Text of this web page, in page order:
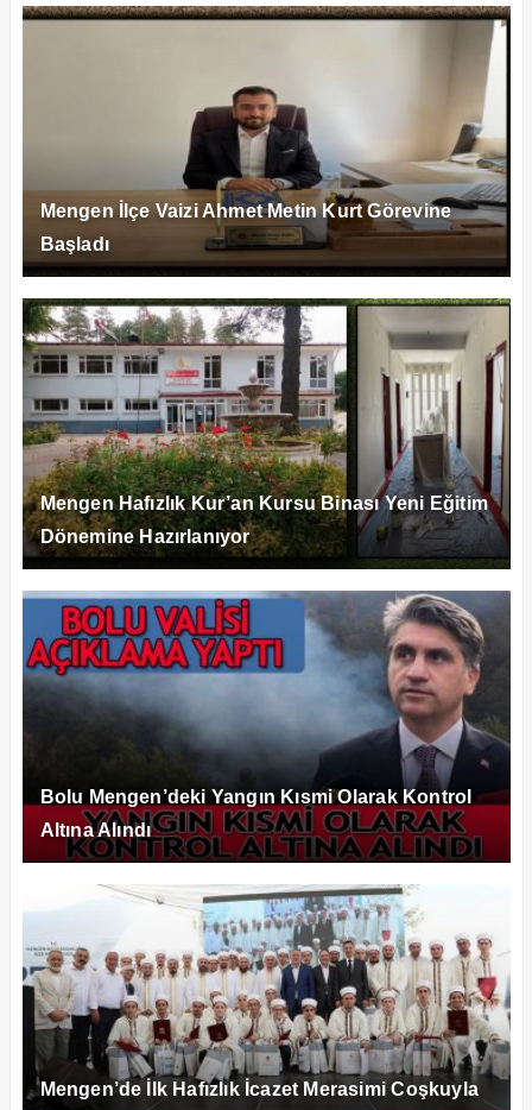
Mengen İlçe Vaizi Ahmet Metin Kurt Görevine
Başladı
Mengen Hafızlık Kur’an Kursu Binası Yeni Eğitim
Dönemine Hazırlanıyor
Bolu Mengen’deki Yangın Kısmi Olarak Kontrol
Altına Alındı
Mengen’de İlk Hafızlık İcazet Merasimi Coşkuyla